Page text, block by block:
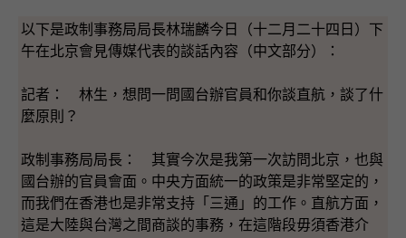
以下是政制事務局局長林瑞麟今日（十二月二十四日）下
午在北京會見傳媒代表的談話內容（中文部分）：
記者： 林生，想問一問國台辦官員和你談直航，談了什
麼原則？
政制事務局局長： 其實今次是我第一次訪問北京，也與
國台辦的官員會面。中央方面統一的政策是非常堅定的，
而我們在香港也是非常支持「三通」的工作。直航方面，
這是大陸與台灣之間商談的事務，在這階段毋須香港介